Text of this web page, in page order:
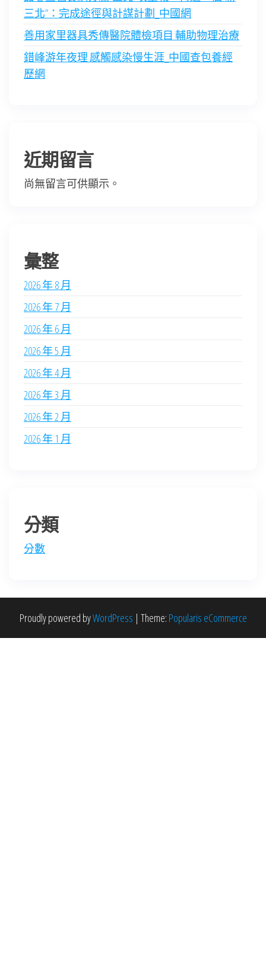
三北”：完成途徑與計謀計劃_中國網
善用家里器具秀傳醫院體檢項目 輔助物理治療
錯峰游年夜理 感觸感染慢生涯_中國查包養經
歷網
近期留言
尚無留言可供顯示。
彙整
2026 年 8 月
2026 年 7 月
2026 年 6 月
2026 年 5 月
2026 年 4 月
2026 年 3 月
2026 年 2 月
2026 年 1 月
分類
分數
Proudly powered byWordPress | Theme: Popularis eCommerce